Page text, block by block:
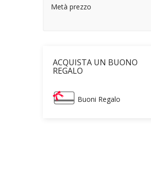
Metà prezzo
ACQUISTA UN BUONO
REGALO
Buoni Regalo